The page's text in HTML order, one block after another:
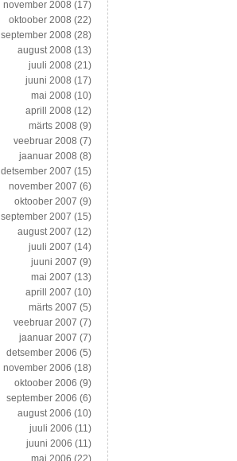
november 2008 (17)
oktoober 2008 (22)
september 2008 (28)
august 2008 (13)
juuli 2008 (21)
juuni 2008 (17)
mai 2008 (10)
aprill 2008 (12)
märts 2008 (9)
veebruar 2008 (7)
jaanuar 2008 (8)
detsember 2007 (15)
november 2007 (6)
oktoober 2007 (9)
september 2007 (15)
august 2007 (12)
juuli 2007 (14)
juuni 2007 (9)
mai 2007 (13)
aprill 2007 (10)
märts 2007 (5)
veebruar 2007 (7)
jaanuar 2007 (7)
detsember 2006 (5)
november 2006 (18)
oktoober 2006 (9)
september 2006 (6)
august 2006 (10)
juuli 2006 (11)
juuni 2006 (11)
mai 2006 (22)